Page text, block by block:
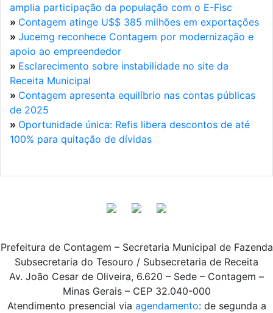
amplia participação da população com o E-Fisc
» Contagem atinge U$$ 385 milhões em exportações
» Jucemg reconhece Contagem por modernização e
apoio ao empreendedor
» Esclarecimento sobre instabilidade no site da
Receita Municipal
» Contagem apresenta equilíbrio nas contas públicas
de 2025
» Oportunidade única: Refis libera descontos de até
100% para quitação de dívidas
Prefeitura de Contagem – Secretaria Municipal de Fazenda
Subsecretaria do Tesouro / Subsecretaria de Receita
Av. João Cesar de Oliveira, 6.620 – Sede – Contagem –
Minas Gerais – CEP 32.040-000
Atendimento presencial via agendamento: de segunda a